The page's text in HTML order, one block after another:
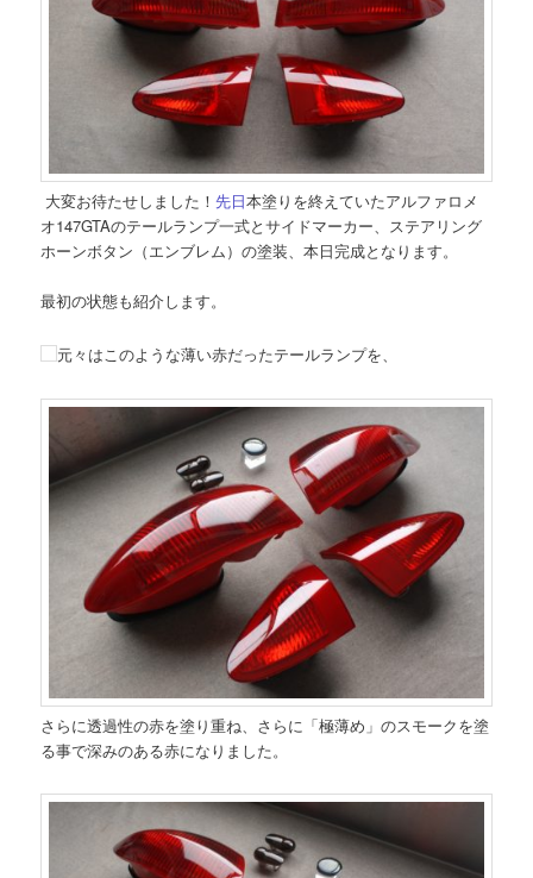
大変お待たせしました！先日本塗りを終えていたアルファロメ
オ147GTAのテールランプ一式とサイドマーカー、ステアリング
ホーンボタン（エンブレム）の塗装、本日完成となります。
最初の状態も紹介します。
元々はこのような薄い赤だったテールランプを、
さらに透過性の赤を塗り重ね、さらに「極薄め」のスモークを塗
る事で深みのある赤になりました。